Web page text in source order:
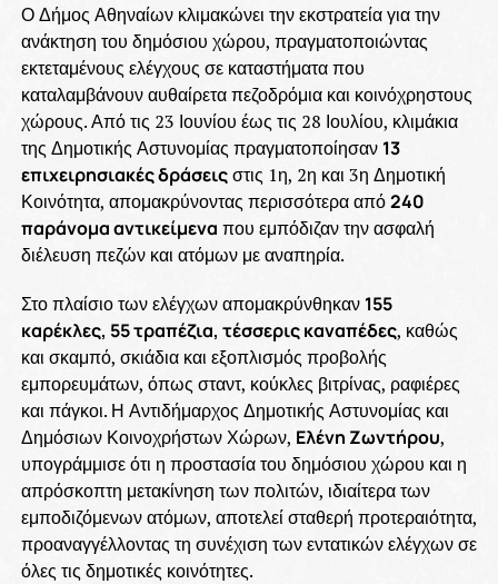
Ο Δήμος Αθηναίων κλιμακώνει την εκστρατεία για την
ανάκτηση του δημόσιου χώρου, πραγματοποιώντας
εκτεταμένους ελέγχους σε καταστήματα που
καταλαμβάνουν αυθαίρετα πεζοδρόμια και κοινόχρηστους
χώρους. Από τις 23 Ιουνίου έως τις 28 Ιουλίου, κλιμάκια
της Δημοτικής Αστυνομίας πραγματοποίησαν 13
επιχειρησιακές δράσειςστις 1η, 2η και 3η Δημοτική
Κοινότητα, απομακρύνοντας περισσότερα από240
παράνομα αντικείμενα που εμπόδιζαν την ασφαλή
διέλευση πεζών και ατόμων με αναπηρία.
Στο πλαίσιο των ελέγχων απομακρύνθηκαν 155
καρέκλες, 55 τραπέζια, τέσσερις καναπέδες, καθώς
και σκαμπό, σκιάδια και εξοπλισμός προβολής
εμπορευμάτων, όπως σταντ, κούκλες βιτρίνας, ραφιέρες
και πάγκοι. Η Αντιδήμαρχος Δημοτικής Αστυνομίας και
Δημόσιων Κοινοχρήστων Χώρων, Ελένη Ζωντήρου,
υπογράμμισε ότι η προστασία του δημόσιου χώρου και η
απρόσκοπτη μετακίνηση των πολιτών, ιδιαίτερα των
εμποδιζόμενων ατόμων, αποτελεί σταθερή προτεραιότητα,
προαναγγέλλοντας τη συνέχιση των εντατικών ελέγχων σε
όλες τις δημοτικές κοινότητες.